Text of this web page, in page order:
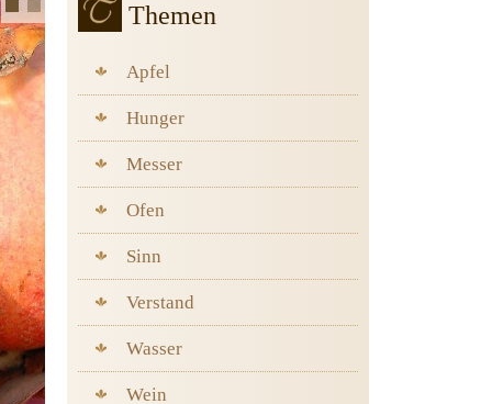
Themen
Apfel
Hunger
Messer
Ofen
Sinn
Verstand
Wasser
Wein